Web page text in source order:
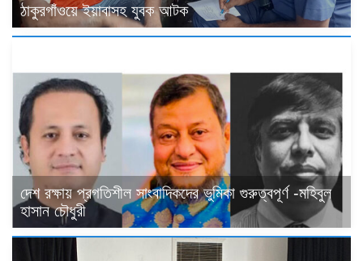
ঠাকুরগাঁওয়ে ইয়াবাসহ যুবক আটক
দেশ রক্ষায় প্রগতিশীল সাংবাদিকদের ভুমিকা গুরুত্বপূর্ণ -মহিবুল
হাসান চৌধুরী